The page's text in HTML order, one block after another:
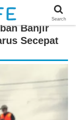
Banjir
Secepat
Search